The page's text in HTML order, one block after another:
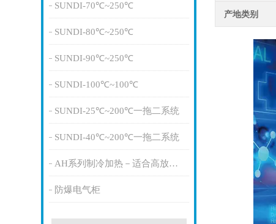
SUNDI-70℃~250℃
SUNDI-80℃~250℃
SUNDI-90℃~250℃
SUNDI-100℃~100℃
SUNDI-25℃~200℃一拖二系统
SUNDI-40℃~200℃一拖二系统
AH系列制冷加热－适合高放热量
防爆电气柜
产地类别